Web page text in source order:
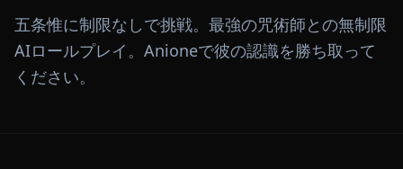
五条惟に制限なしで挑戦。最強の咒術師との無制限
AIロールプレイ。Anioneで彼の認識を勝ち取って
ください。